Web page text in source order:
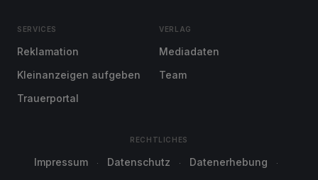
SERVICES
Reklamation
Kleinanzeigen aufgeben
Trauerportal
VERLAG
Mediadaten
Team
RECHTLICHES
Impressum Datenschutz
Datenerhebung